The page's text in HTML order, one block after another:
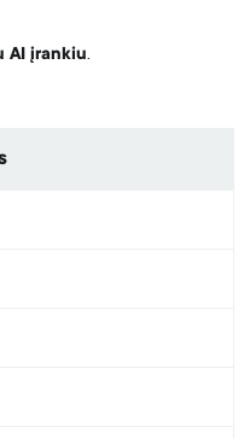
AI įrankiu.